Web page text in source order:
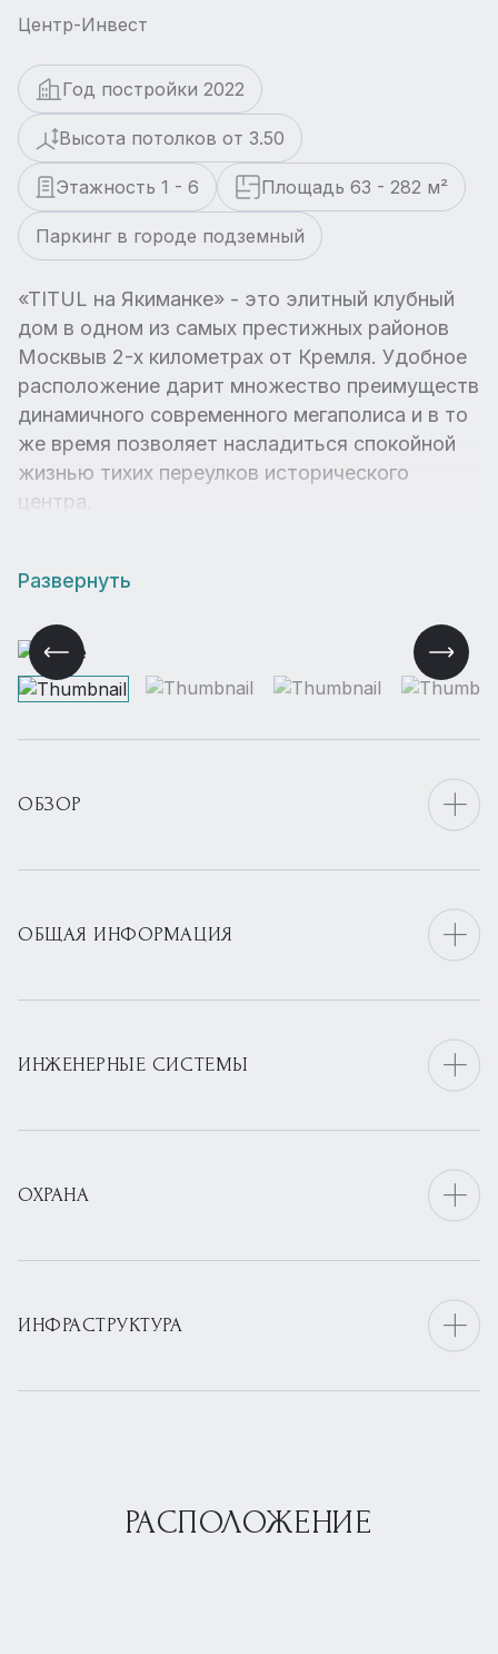
Центр-Инвест
Год постройки 2022
Высота потолков от 3.50
Этажность 1 - 6 Площадь 63 - 282 м²
Паркинг в городе подземный
«TITUL на Якиманке» - это элитный клубный
дом в одном из самых престижных районов
Москвыв 2-х километрах от Кремля. Удобное
расположение дарит множество преимуществ
динамичного современного мегаполиса и в то
же время позволяет насладиться спокойной
жизнью тихих переулков исторического
центра.
Развернуть
ОБЗОР
ОБЩАЯ ИНФОРМАЦИЯ
ИНЖЕНЕРНЫЕ СИСТЕМЫ
ОХРАНА
ИНФРАСТРУКТУРА
РАСПОЛОЖЕНИЕ